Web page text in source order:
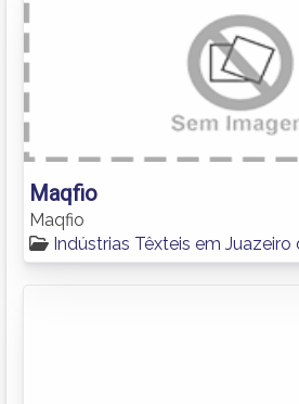
Maqfio
Maqfio
Indústrias Têxteis em